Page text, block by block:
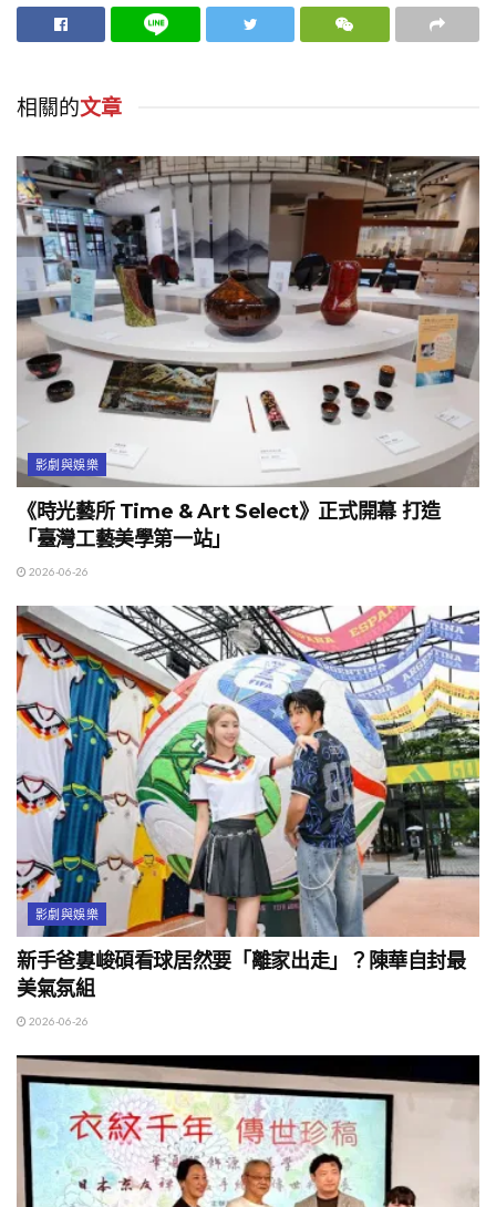
相關的文章
影劇與娛樂
《時光藝所 Time & Art Select》正式開幕 打造
「臺灣工藝美學第一站」
2026-06-26
影劇與娛樂
新手爸婁峻碩看球居然要「離家出走」？陳華自封最
美氣氛組
2026-06-26